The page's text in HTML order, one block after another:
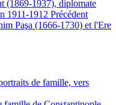
(1869-1937), diplomate
1911-1912 Précédent
Paşa (1666-1730) et l'Ere
de famille, vers